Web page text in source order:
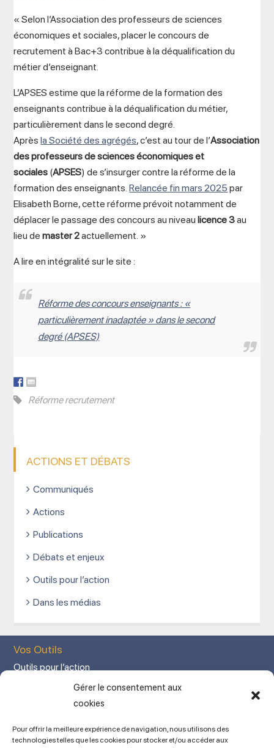
Gérer le consentement aux
cookies
Pour offrir la meilleure expérience de navigation, nous utilisons des
technologies telles que les cookies pour stocker et/ou accéder aux
« Selon l’Association des professeurs de sciences
économiques et sociales, placer le concours de
recrutement à Bac+3 contribue à la déqualification du
métier d’enseignant.
L’APSES estime que la réforme de la formation des
enseignants contribue à la déqualification du métier,
particulièrement dans le second degré.
Aprèsla Société des agrégés, c’est au tour de l’Association
des professeurs de sciences économiques et
sociales (APSES) de s’insurger contre la réforme de la
formation des enseignants.Relancée fin mars 2025 par
Elisabeth Borne, cette réforme prévoit notamment de
déplacer le passage des concours au niveaulicence 3au
lieu demaster 2actuellement. »
A lire en intégralité sur le site :
Réforme des concours enseignants : «
particulièrement inadaptée » dans le second
degré (APSES)
Réforme recrutement
ACTIONS ET DÉBATS
Communiqués
Actions
Publications
Débats et enjeux
Outils pour l’action
Dans les médias
Vos Outils
Outils pour l’action
Votre espace adhérent
Mon Compte adhérent
L’association